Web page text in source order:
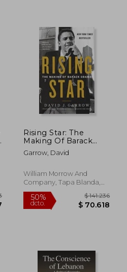
50%
Rising Star: The
Making Of Barack
Obama (en Inglés)
Garrow, David
William Morrow And
Company, Tapa Blanda,
Nuevo